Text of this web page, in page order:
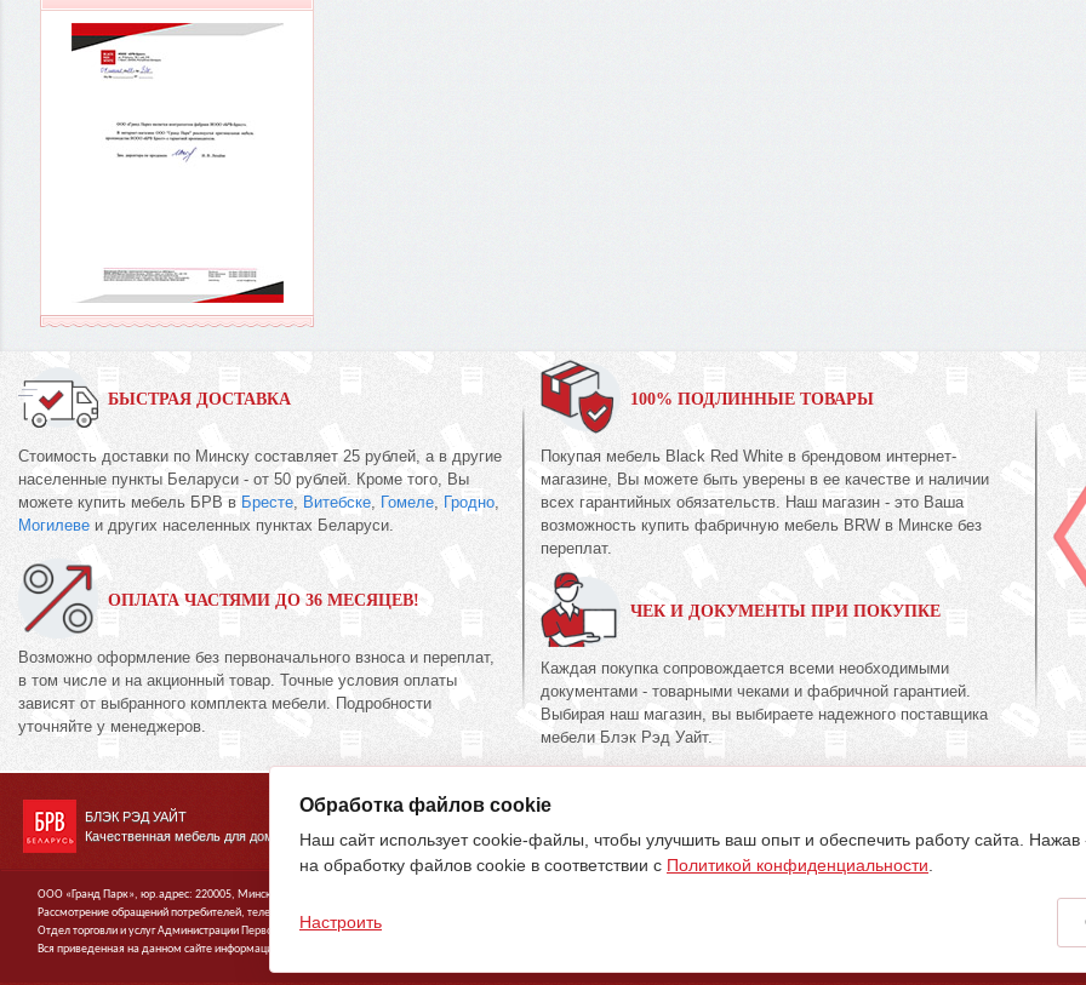
БЫСТРАЯ ДОСТАВКА
Стоимость доставки по Минску составляет 25 рублей, а в другие
населенные пункты Беларуси - от 50 рублей. Кроме того, Вы
можете купить мебель БРВ в Бресте, Витебске, Гомеле, Гродно,
Могилеве и других населенных пунктах Беларуси.
ОПЛАТА ЧАСТЯМИ ДО 36 МЕСЯЦЕВ!
Возможно оформление без первоначального взноса и переплат,
в том числе и на акционный товар. Точные условия оплаты
зависят от выбранного комплекта мебели. Подробности
уточняйте у менеджеров.
100% ПОДЛИННЫЕ ТОВАРЫ
Покупая мебель Black Red White в брендовом интернет-
магазине, Вы можете быть уверены в ее качестве и наличии
всех гарантийных обязательств. Наш магазин - это Ваша
возможность купить фабричную мебель BRW в Минске без
переплат.
ЧЕК И ДОКУМЕНТЫ ПРИ ПОКУПКЕ
Каждая покупка сопровождается всеми необходимыми
документами - товарными чеками и фабричной гарантией.
Выбирая наш магазин, вы выбираете надежного поставщика
мебели Блэк Рэд Уайт.
БЛЭК РЭД УАЙТ
Качественная мебель для дома
ООО «Гранд Парк», юр.адрес: 220005, Минск, ул. Платонова, 22-204. В торговом реестре с 19 января 2015 г. Регистрация №191081534, 05.11.2008, Мингорисполком.
Рассмотрение обращений потребителей, телефон
(017)
Отдел торговли и услуг Администрации Первомайского района г.Минска: тел. +375(17)215-14-65, Начальник отдела: Жакович Юлия Николаевна.
Вся приведенная на данном сайте информация, включая информацию о ценах, носит исключительно информационный характер и не является публичной офертой.
Обработка файлов cookie
Наш сайт использует cookie-файлы, чтобы улучшить ваш опыт и обеспечить работу сайта. Нажав
на обработку файлов cookie в соответствии с Политикой конфиденциальности
Настроить